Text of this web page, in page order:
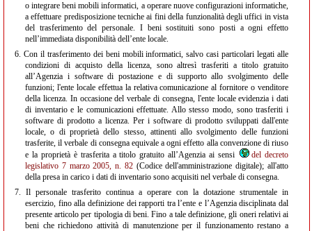
o integrare beni mobili informatici, a operare nuove configurazioni informatiche,
a effettuare predisposizione tecniche ai fini della funzionalità degli uffici in vista
del trasferimento del personale. I beni sostituiti sono posti a ogni effetto
nell’immediata disponibilità dell’ente locale.
6. Con il trasferimento dei beni mobili informatici, salvo casi particolari legati alle
condizioni di acquisto della licenza, sono altresì trasferiti a titolo gratuito
all’Agenzia i software di postazione e di supporto allo svolgimento delle
funzioni; l'ente locale effettua la relativa comunicazione al fornitore o venditore
della licenza. In occasione del verbale di consegna, l'ente locale evidenzia i dati
di inventario e le comunicazioni effettuate. Allo stesso modo, sono trasferiti i
software di prodotto a licenza. Per i software di prodotto sviluppati dall'ente
locale, o di proprietà dello stesso, attinenti allo svolgimento delle funzioni
trasferite, il verbale di consegna equivale a ogni effetto alla convenzione di riuso
e la proprietà è trasferita a titolo gratuito all’Agenzia ai sensi
del decreto
legislativo 7 marzo 2005, n. 82(Codice dell'amministrazione digitale); all'atto
della presa in carico i dati di inventario sono acquisiti nel verbale di consegna.
7. Il personale trasferito continua a operare con la dotazione strumentale in
esercizio, fino alla definizione dei rapporti tra l’ente e l’Agenzia disciplinata dal
presente articolo per tipologia di beni. Fino a tale definizione, gli oneri relativi ai
beni che richiedono attività di manutenzione per il funzionamento restano a